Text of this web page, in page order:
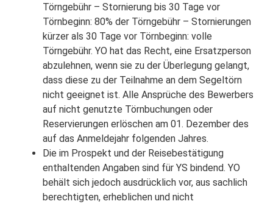
Törngebühr – Stornierung bis 30 Tage vor
Törnbeginn: 80% der Törngebühr – Stornierungen
kürzer als 30 Tage vor Törnbeginn: volle
Törngebühr. YO hat das Recht, eine Ersatzperson
abzulehnen, wenn sie zu der Überlegung gelangt,
dass diese zu der Teilnahme an dem Segeltörn
nicht geeignet ist. Alle Ansprüche des Bewerbers
auf nicht genutzte Törnbuchungen oder
Reservierungen erlöschen am 01. Dezember des
auf das Anmeldejahr folgenden Jahres.
Die im Prospekt und der Reisebestätigung
enthaltenden Angaben sind für YS bindend. YO
behält sich jedoch ausdrücklich vor, aus sachlich
berechtigten, erheblichen und nicht